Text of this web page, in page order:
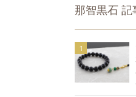
那智黒石 記